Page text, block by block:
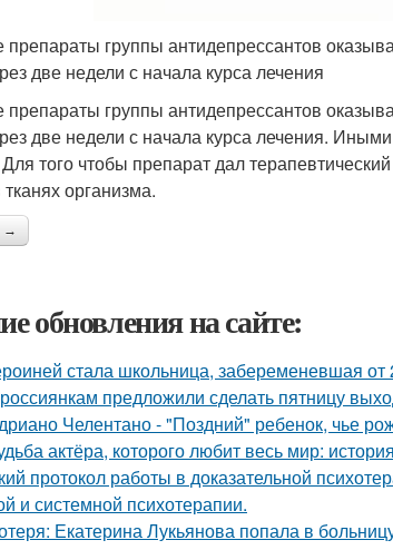
группы антидепрессантов
две недели с начала курса лечения
группы антидепрессантов
две недели с начала курса лечения.
того чтобы препарат дал
организма.
→
обновления на сайте:
стала школьница, забеременевшая от
предложили сделать пятницу
Челентано - "Поздний" ребенок, чье
актёра, которого любит весь мир:
протокол работы в доказательной
и системной психотерапии.
Екатерина Лукьянова попала в